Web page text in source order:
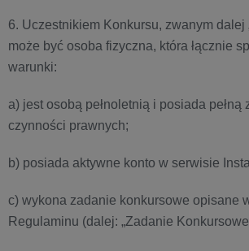
6. Uczestnikiem Konkursu, zwanym dalej
może być osoba fizyczna, która łącznie
warunki:
a) jest osobą pełnoletnią i posiada pełną
czynności prawnych;
b) posiada aktywne konto w serwisie
c) wykona zadanie konkursowe opisane
Regulaminu (dalej: „Zadanie